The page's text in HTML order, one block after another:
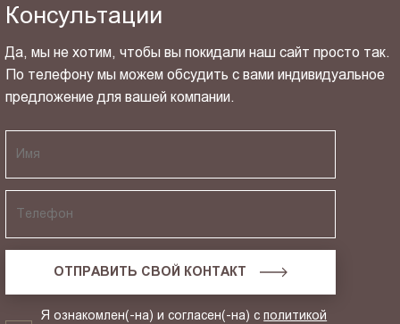
Консультации
Да, мы не хотим, чтобы вы покидали наш сайт просто так.
По телефону мы можем обсудить с вами индивидуальное
предложение для вашей компании.
ОТПРАВИТЬ СВОЙ КОНТАКТ
Я ознакомлен(-на) и согласен(-на) сполитикой